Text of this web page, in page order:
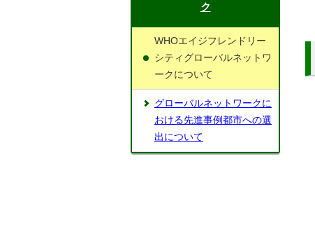
ク
WHOエイジフレンドリー
シティグローバルネットワ
ークについて
グローバルネットワークに
おける先進事例都市への選
出について